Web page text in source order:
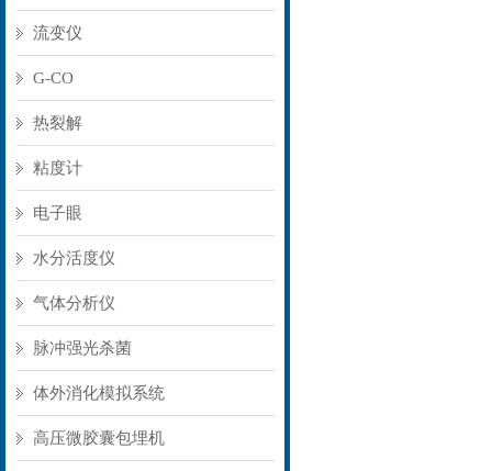
流变仪
G-CO
热裂解
粘度计
电子眼
水分活度仪
气体分析仪
脉冲强光杀菌
体外消化模拟系统
高压微胶囊包埋机